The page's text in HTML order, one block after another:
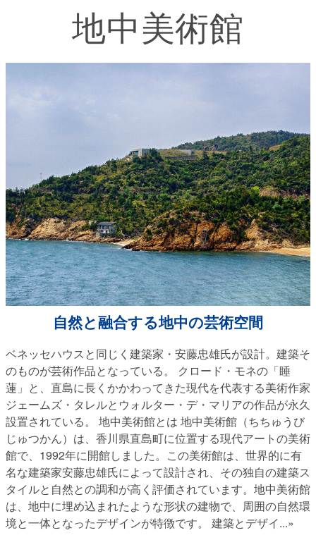
地中美術館
自然と融合する地中の芸術空間
ベネッセハウスと同じく建築家・安藤忠雄氏が設計。建築そ
のものが芸術作品となっている。 クロード・モネの「睡
蓮」と、直島に長くかかわってきた現代を代表する美術作家
ジェームズ・タレルとウォルター・デ・マリアの作品が永久
設置されている。 地中美術館とは 地中美術館（ちちゅうび
じゅつかん）は、香川県直島町に位置する現代アートの美術
館で、1992年に開館しました。この美術館は、世界的に有
名な建築家安藤忠雄氏によって設計され、その独自の建築ス
タイルと自然との調和が高く評価されています。地中美術館
は、地中に埋め込まれたような形状の建物で、周囲の自然環
境と一体となったデザインが特徴です。 建築とデザイ...»